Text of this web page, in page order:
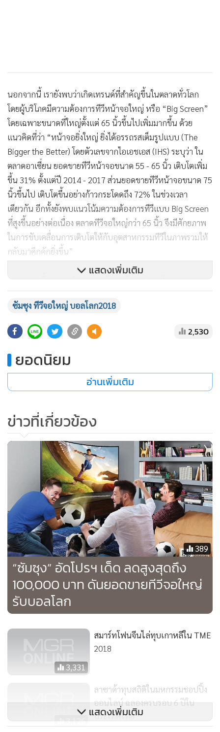
นอกจากนี้ เรายังพบว่าเกิดเทรนด์ที่สำคัญขึ้นในตลาดทั่วโลก
โดยผู้บริโภคมีความต้องการทีวีหน้าจอใหญ่ หรือ “Big Screen”
โดยเฉพาะขนาดที่ใหญ่ตั้งแต่ 65 นิ้วขึ้นไปเพิ่มมากขึ้น ด้วย
แนวคิดที่ว่า “หน้าจอยิ่งใหญ่ ยิ่งได้อรรถรสเต็มรูปแบบ (The
Bigger the Better) โดยตัวเลขจากไอเอชเอส (IHS) ระบุว่า ใน
ตลาดอาเซี่ยน ยอดขายทีวีหน้าจอขนาด 55 - 65 นิ้ว เติบโตเพิ่ม
ขึ้น 31% ตั้งแต่ปี 2014 - 2017 ส่วนยอดขายทีวีหน้าจอขนาด 75
นิ้วขึ้นไป เติบโตขึ้นอย่างก้าวกระโดดถึง 72% ในช่วงเวลา
เดียวกัน อีกทั้งยังพบแนวโน้มความต้องการทีวีแบบ Big Screen
ที่สูงขึ้นอย่างต่อเนื่อง ตลาดทีวีจอใหญ่กว่า 65 นิ้ว จึงมีศักยภาพ
ในการขับเคลื่อนการเติบโตให้กับอุตสาหกรรมทีวีในภาพรวมให้
กลับมาคึกคักยิ่งขึ้น”
“นอกจากนี้ ผลการสำรวจของซัมซุง ยังพบว่า รูปโฉมและการ
ออกแบบ เป็นหนึ่งในปัจจัยสำคัญในการเลือกซื้อทีวีพรีเมียมหน้า
จอใหญ่ของผู้บริโภค ไม่แพ้ปัจจัยอื่นๆ ไม่ว่าจะเป็น คุณภาพของ
ภาพ แบรนด์ และฟังก์ชั่นสมาร์ททีวี เพราะผู้บริโภคในยุค
ปัจจุบัน ต่างมองหาสิ่งใหม่ๆ ที่ดีที่สุดให้กับตัวเองเพื่อตอบโจทย์
ไลฟ์สไตล์ในทุกๆ ด้าน
โดยให้ความสำคัญกับรูปลักษณ์ภายนอกของผลิตภัณฑ์แต่ยังไม่
ละทิ้งเรื่องคุณภาพและฟังก์ชั่นการใช้งาน หัวใจสำคัญของซัมซุง
นวัตกรรมที่ดีที่สุดและเติมเต็มไลฟ์สไตล์ของผู้บริโภคอย่าง
สมบูรณ์ทุกด้าน ด้วยความเป็นผู้นำด้านนวัตกรรมจอภาพ และ
เจ้าตลาดทีวีอันดับหนึ่งถึง 12 ปีซ้อนในไทย ซัมซุงมุ่งมั่น
สร้างสรรค์ผลิตภัณฑ์ของเราเพื่อประสบการณ์การรับชมที่น่า
ประทับใจมากที่สุดสู่ลูกค้าของเรา” นายสุวิณ กล่าว
“โดยเฉพาะทีวีในรุ่น “คิว แอลอีดี” (QLED) สุดยอดนวัตกรรมทีวี
แห่งอนาคต ซึ่งเป็นกลุ่มที่มีแนวโน้มการเติบโตอย่างสำคัญตั้งเมื่อ
เปิดตัวสู่ตลาดช่วงปีกลาย เพราะมาพร้อมกับนวัตกรรมทีวีที่ตอบ
สนองไลฟ์สไตล์ของผู้เป็นเจ้าของ ด้วยคุณสมบัติที่เหนือระดับ
อย่าง “Q Picture” ให้ทุกสีสันเข้มข้นเต็ม 100% ทั้งภาพที่มืดสุด
และสว่างสุด สมจริงเหมือนตาเห็น ชัดเจนทุกสภาพแสง รวมถึง
เทคโนโลยีการแสดงผลแบบ HDR ซึ่งมีค่าความสว่างสูงถึง 1,500
- 2,000 นิต และคุณสมบัติที่พร้อมตอบโจทย์ไลฟ์สไตล์ผู้ใช้งาน
เชื่อมต่ออินวิซิเบิลคอนเนกชัน (Invisible Connection) ที่เชื่อม
ต่อกับทีวีให้เป็นสายเดียว และขายึดผนัง (No-Gap Wall Mount)
ที่สามารถติดทีวีได้แนบชิดไปกับผนังห้องจนแทบไม่เหลือช่องว่าง
ด้วยรีโมตเดียว (One Remote Control) พร้อม “TV Plus” คอน
เทนต์บันเทิงสุดเอ็กซ์คลูซีฟ เชื่อมต่อทีวีเข้ากับสมาร์ทดีไวซ์ผ่าน
แอปพลิเคชัน “Smart View” ได้อย่างสะดวกสบาย” นายสุวิณ
แสดงเพิ่มเติม
ซัมซุง ทีวีจอใหญ่ บอลโลก2018
2,530
ยอดนิยม
อ่านเพิ่มเติม
ข่าวที่เกี่ยวข้อง
389
“ซัมซุง” อัดโปรฯ เด็ด ลดสูงสุดถึง
100,000 บาท ดันยอดขายทีวีจอใหญ่
รับบอลโลก
3,331
สมาร์ทโฟนจีนไล่ทุบเกาหลีใน TME
2018
3,126
ลาซาด้าทุบสถิติในมหกรรมชอปปิ้ง
ออนไลน์ ฉลองครบรอบ 6 ปีใน
ประเทศไทย
แสดงเพิ่มเติม